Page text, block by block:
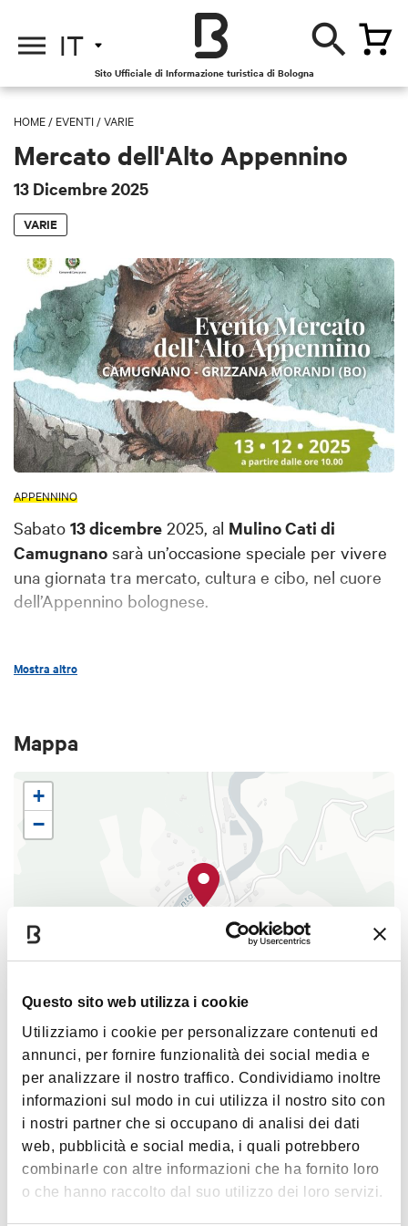
Questo sito web utilizza i cookie
Utilizziamo i cookie per personalizzare contenuti ed
annunci, per fornire funzionalità dei social media e
per analizzare il nostro traffico. Condividiamo inoltre
informazioni sul modo in cui utilizza il nostro sito con
i nostri partner che si occupano di analisi dei dati
web, pubblicità e social media, i quali potrebbero
combinarle con altre informazioni che ha fornito loro
o che hanno raccolto dal suo utilizzo dei loro servizi.
IT
Sito Ufficiale di Informazione turistica di Bologna
HOME / EVENTI /VARIE
Mercato dell'Alto Appennino
13 Dicembre 2025
VARIE
APPENNINO
Sabato 13 dicembre 2025, al Mulino Cati di
Camugnano sarà un’occasione speciale per vivere
una giornata tra mercato, cultura e cibo, nel cuore
dell’Appennino bolognese.
Dalle 10.00 alle 14.00
prodotti tipici, sapori generosi.
Alle 11.00 una
degustazione gratuita
scoprire le eccellenze del territorio.
Dalle 12:00 alle 16:00
pranzo con menu tipico
Locanda del Mulino Cati, potrai gustare un
menù dedicato ai bambini e ai grandi, preparato
con ingredienti locali.
Alle ore 15.30 potrai mettere le mani in pasta e
imparare a fare i dolci di Santa Lucia con un
laboratorio gratuito
, con Antonella Silvia
Romagna! (Prenotazioni: Sara Oldani +39
3396924649, info
sito:https://
mulino-cati/
Dalle 17.00aperitivo alla Bottega Palens.
Prenotazione via WhatsApp al +39 377 356
1120
Mostra altro
Mappa
+
−
Leaflet |©OpenStreetMapcontributors ©CARTO
Mercato dell'Alto Appennino
40032 Mulino Cati - Camugnano
COME ARRIVARE